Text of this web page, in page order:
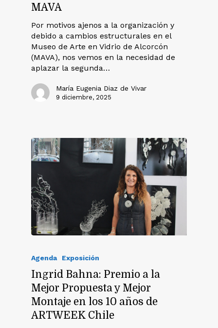
MAVA
Por motivos ajenos a la organización y
debido a cambios estructurales en el
Museo de Arte en Vidrio de Alcorcón
(MAVA), nos vemos en la necesidad de
aplazar la segunda…
María Eugenia Diaz de Vivar
9 diciembre, 2025
Agenda Exposición
Ingrid Bahna: Premio a la
Mejor Propuesta y Mejor
Montaje en los 10 años de
ARTWEEK Chile